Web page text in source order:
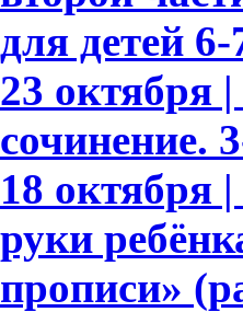
для детей
23 октября
сочинение.
18 октября
руки
прописи»